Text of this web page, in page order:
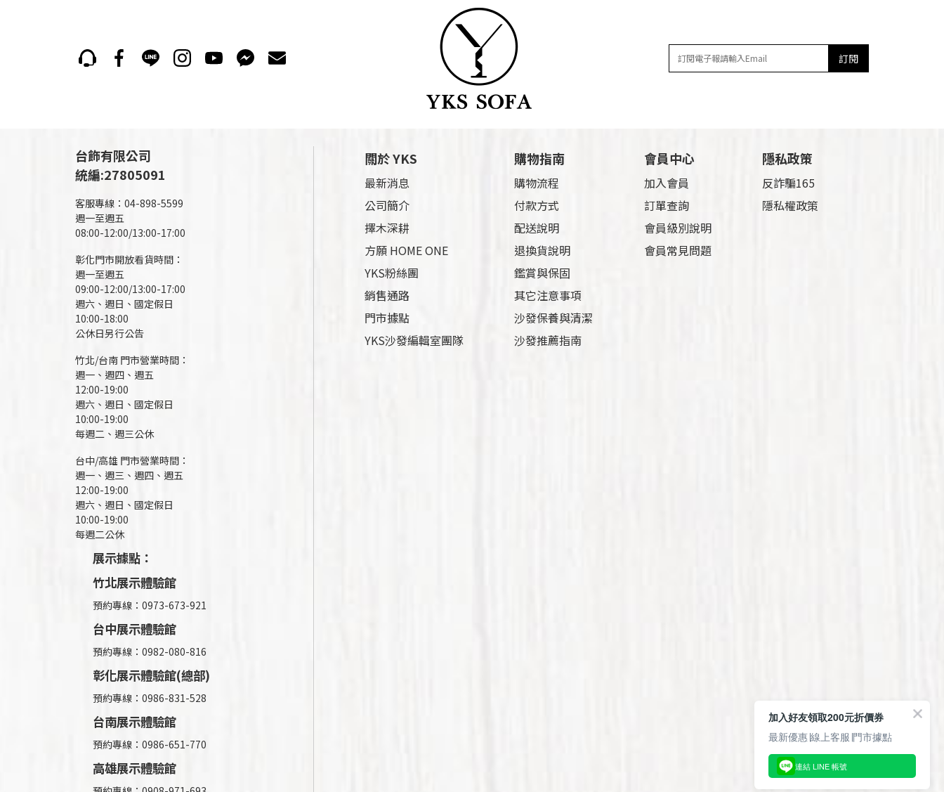
訂閱
台飾有限公司
統編:27805091
客服專線：04-898-5599
週一至週五
08:00-12:00/13:00-17:00
彰化門市開放看貨時間：
週一至週五
09:00-12:00/13:00-17:00
週六、週日、國定假日
10:00-18:00
公休日另行公告
竹北/台南 門市營業時間：
週一、週四、週五
12:00-19:00
週六、週日、國定假日
10:00-19:00
每週二、週三公休
台中/高雄 門市營業時間：
週一、週三、週四、週五
12:00-19:00
週六、週日、國定假日
10:00-19:00
每週二公休
展示據點：
竹北展示體驗館
預約專線：0973-673-921
台中展示體驗館
預約專線：0982-080-816
彰化展示體驗館(總部)
預約專線： 0986-831-528
台南展示體驗館
預約專線：0986-651-770
高雄展示體驗館
關於 YKS
最新消息
公司簡介
擇木深耕
方願 HOME ONE
YKS粉絲團
銷售通路
門市據點
YKS沙發編輯室團隊
購物指南
購物流程
付款方式
配送說明
退換貨說明
鑑賞與保固
其它注意事項
沙發保養與清潔
沙發推薦指南
會員中心
加入會員
訂單查詢
會員級別說明
會員常見問題
隱私政策
反詐騙165
隱私權政策
加入好友領取200元折價券
最新優惠∣線上客服∣門市據點
連結 LINE 帳號